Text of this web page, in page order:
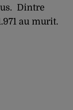
Dintre
au murit.